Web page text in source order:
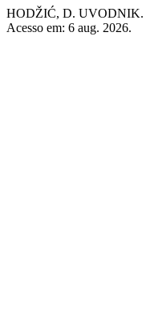
HODŽIĆ, D. UVODNIK.
Acesso em: 6 aug. 2026.